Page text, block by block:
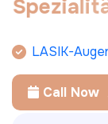
Spezialit
LASIK-
Call Now